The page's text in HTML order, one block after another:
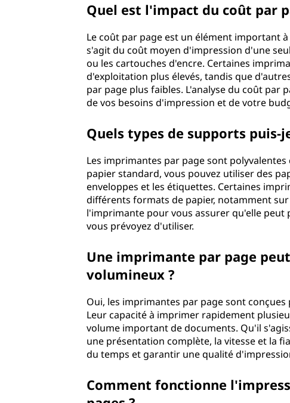
Quel est l'impact du coût par
Le coût par page est un élément important
s'agit du coût moyen d'impression d'une
ou les cartouches d'encre. Certaines
d'exploitation plus élevés, tandis que
par page plus faibles. L'analyse du coût par
de vos besoins d'impression et de votre
Quels types de supports
Les imprimantes par page sont
papier standard, vous pouvez utiliser des
enveloppes et les étiquettes. Certaines
différents formats de papier, notamment
l'imprimante pour vous assurer qu'elle peut
vous prévoyez d'utiliser.
Une imprimante par page
volumineux ?
Oui, les imprimantes par page sont
Leur capacité à imprimer rapidement
volume important de documents. Qu'il
une présentation complète, la vitesse et la
du temps et garantir une qualité
Comment fonctionne